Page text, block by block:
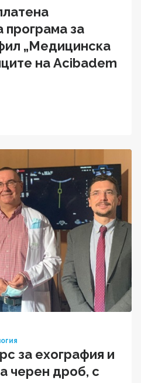
програма за
„Медицинска
на Acibadem
за ехография и
черен дроб, с